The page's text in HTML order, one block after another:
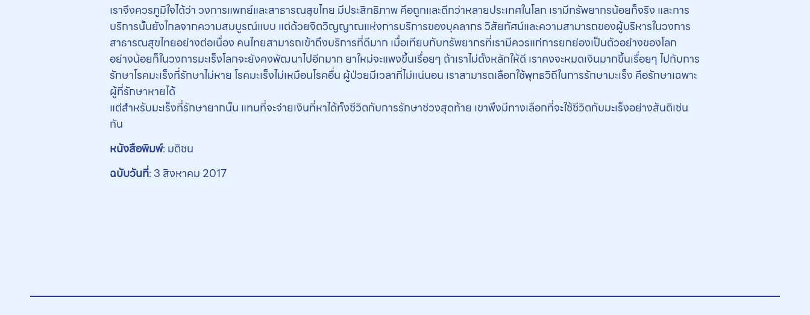
เราจึงควรภูมิใจได้ว่า วงการแพทย์และสาธารณสุขไทย มีประสิทธิภาพ คือถูกและดีกว่าหลายประเทศในโลก เรามีทรัพยากรน้อยก็จริง และการ
บริการนั้นยังไกลจากความสมบูรณ์แบบ แต่ด้วยจิตวิญญาณแห่งการบริการของบุคลากร วิสัยทัศน์และความสามารถของผู้บริหารในวงการ
สาธารณสุขไทยอย่างต่อเนื่อง คนไทยสามารถเข้าถึงบริการที่ดีมาก เมื่อเทียบกับทรัพยากรที่เรามีควรแก่การยกย่องเป็นตัวอย่างของโลก
อย่างน้อยก็ในวงการมะเร็งโลกจะยังคงพัฒนาไปอีกมาก ยาใหม่จะแพงขึ้นเรื่อยๆ ถ้าเราไม่ตั้งหลักให้ดี เราคงจะหมดเงินมากขึ้นเรื่อยๆ ไปกับการ
รักษาโรคมะเร็งที่รักษาไม่หาย โรคมะเร็งไม่เหมือนโรคอื่น ผู้ป่วยมีเวลาที่ไม่แน่นอน เราสามารถเลือกใช้พุทธวิถีในการรักษามะเร็ง คือรักษาเฉพาะ
ผู้ที่รักษาหายได้
แต่สำหรับมะเร็งที่รักษายากนั้น แทนที่จะจ่ายเงินที่หาได้ทั้งชีวิตกับการรักษาช่วงสุดท้าย เขาพึงมีทางเลือกที่จะใช้ชีวิตกับมะเร็งอย่างสันติเช่น
กัน
หนังสือพิมพ์: มติชน
ฉบับวันที่: 3 สิงหาคม 2017